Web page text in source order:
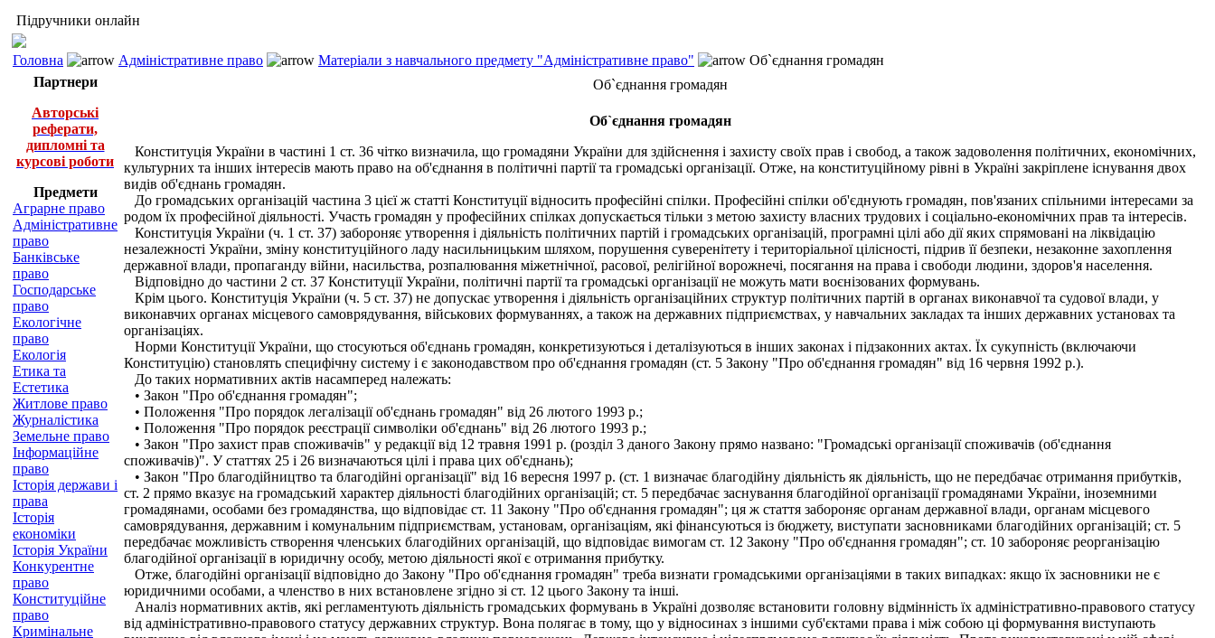
Підручники онлайн
Головна Адміністративне право Матеріали з навчального предмету "Адміністративне право"
Об`єднання громадян
Партнери
Авторські
реферати,
дипломні та
курсові роботи
Предмети
Аграрне право
Адміністративне
право
Банківське
право
Господарське
право
Екологічне
право
Екологія
Етика та
Естетика
Житлове право
Журналістика
Земельне право
Інформаційне
право
Історія держави і
права
Історія
економіки
Історія України
Конкурентне
право
Конституційне
право
Кримінальне
Об`єднання громадян
Об`єднання громадян
Конституція України в частині 1 ст. 36 чітко визначила, що громадяни України для здійснення і захисту своїх прав і свобод, а також задоволення політичних, економічних,
культурних та інших інтересів мають право на об'єднання в політичні партії та громадські організації. Отже, на конституційному рівні в Україні закріплене існування двох
видів об'єднань громадян.
До громадських організацій частина 3 цієї ж статті Конституції відносить професійні спілки. Професійні спілки об'єднують громадян, пов'язаних спільними інтересами за
родом їх професійної діяльності. Участь громадян у професійних спілках допускається тільки з метою захисту власних трудових і соціально-економічних прав та інтересів.
Конституція України (ч. 1 ст. 37) забороняє утворення і діяльність політичних партій і громадських організацій, програмні цілі або дії яких спрямовані на ліквідацію
незалежності України, зміну конституційного ладу насильницьким шляхом, порушення суверенітету і територіальної цілісності, підрив її безпеки, незаконне захоплення
державної влади, пропаганду війни, насильства, розпалювання міжетнічної, расової, релігійної ворожнечі, посягання на права і свободи людини, здоров'я населення.
Відповідно до частини 2 ст. 37 Конституції України, політичні партії та громадські організації не можуть мати воєнізованих формувань.
Крім цього. Конституція України (ч. 5 ст. 37) не допускає утворення і діяльність організаційних структур політичних партій в органах виконавчої та судової влади, у
виконавчих органах місцевого самоврядування, військових формуваннях, а також на державних підприємствах, у навчальних закладах та інших державних установах та
організаціях.
Норми Конституції України, що стосуються об'єднань громадян, конкретизуються і деталізуються в інших законах і підзаконних актах. Їх сукупність (включаючи
Конституцію) становлять специфічну систему і є законодавством про об'єднання громадян (ст. 5 Закону "Про об'єднання громадян" від 16 червня 1992 p.).
До таких нормативних актів насамперед належать:
• Закон "Про об'єднання громадян";
• Положення "Про порядок легалізації об'єднань громадян" від 26 лютого 1993 p.;
• Положення "Про порядок реєстрації символіки об'єднань" від 26 лютого 1993 p.;
• Закон "Про захист прав споживачів" у редакції від 12 травня 1991 p. (розділ 3 даного Закону прямо названо: "Громадські організації споживачів (об'єднання
споживачів)". У статтях 25 і 26 визначаються цілі і права цих об'єднань);
• Закон "Про благодійництво та благодійні організації" від 16 вересня 1997 p. (ст. 1 визначає благодійну діяльність як діяльність, що не передбачає отримання прибутків,
ст. 2 прямо вказує на громадський характер діяльності благодійних організацій; ст. 5 передбачає заснування благодійної організації громадянами України, іноземними
громадянами, особами без громадянства, що відповідає ст. 11 Закону "Про об'єднання громадян"; ця ж стаття забороняє органам державної влади, органам місцевого
самоврядування, державним і комунальним підприємствам, установам, організаціям, які фінансуються із бюджету, виступати засновниками благодійних організацій; ст. 5
передбачає можливість створення членських благодійних організацій, що відповідає вимогам ст. 12 Закону "Про об'єднання громадян"; ст. 10 забороняє реорганізацію
благодійної організації в юридичну особу, метою діяльності якої є отримання прибутку.
Отже, благодійні організації відповідно до Закону "Про об'єднання громадян" треба визнати громадськими організаціями в таких випадках: якщо їх засновники не є
юридичними особами, а членство в них встановлене згідно зі ст. 12 цього Закону та інші.
Аналіз нормативних актів, які регламентують діяльність громадських формувань в Україні дозволяє встановити головну відмінність їх адміністративно-правового статусу
від адміністративно-правового статусу державних структур. Вона полягає в тому, що у відносинах з іншими суб'єктами права і між собою ці формування виступають